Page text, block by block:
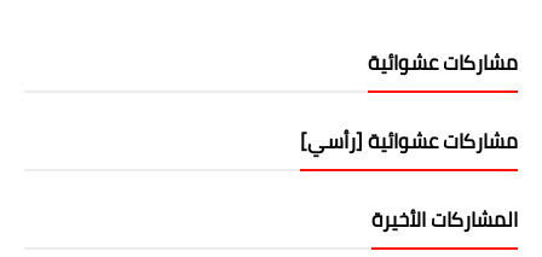
مشاركات عشوائية
مشاركات عشوائية [رأسي]
المشاركات الأخيرة